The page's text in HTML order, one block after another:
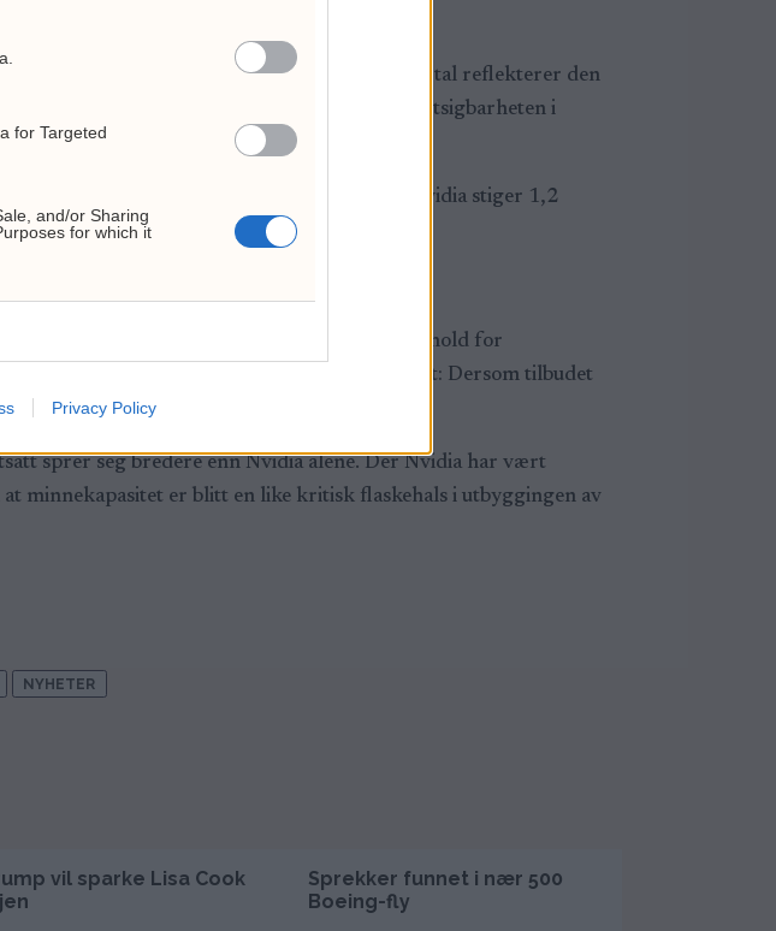
for Targeted
and/or Sharing
for which it
Privacy Policy
og den enda sterkere guidingen for fjerde kvartal reflekterer den
vil kunne øke både varigheten og forutsigbarheten i
10 prosent, Seagate opp 9 prosent, mens Nvidia stiger 1,2
Selskapet selv venter stramme markedsforhold for
om at bull-caset hviler på fortsatt knapphet: Dersom tilbudet
sprer seg bredere enn Nvidia alene. Der Nvidia har vært
minnekapasitet er blitt en like kritisk flaskehals i utbyggingen av
NYHETER
vil sparke Lisa Cook
Sprekker funnet i nær 500
Boeing-fly